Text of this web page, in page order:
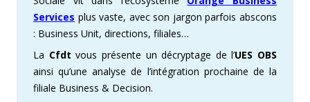
Services plus vaste, avec son jargon parfois abscons
: Business Unit, directions, filiales…
La Cfdtvous présente un décryptage de l’UES OBS
ainsi qu’une analyse de l’intégration prochaine de la
filiale Business & Decision.